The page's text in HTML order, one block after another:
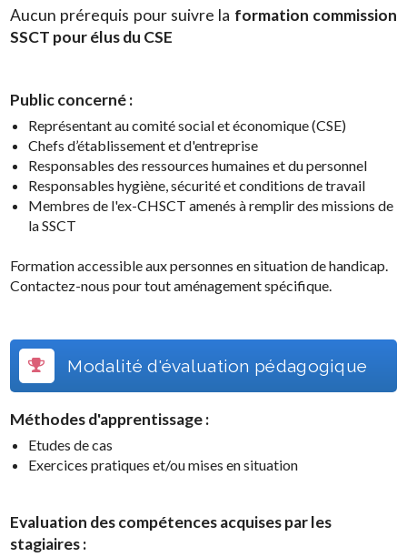
Aucun prérequis pour suivre la formation commission
SSCT pour élus du CSE
Public concerné :
Représentant au comité social et économique (CSE)
Chefs d’établissement et d'entreprise
Responsables des ressources humaines et du personnel
Responsables hygiène, sécurité et conditions de travail
Membres de l'ex-CHSCT amenés à remplir des missions de
la SSCT
Formation accessible aux personnes en situation de handicap.
Contactez-nous pour tout aménagement spécifique.
Modalité d'évaluation pédagogique
Méthodes d'apprentissage :
Etudes de cas
Exercices pratiques et/ou mises en situation
Evaluation des compétences acquises par les
stagiaires :